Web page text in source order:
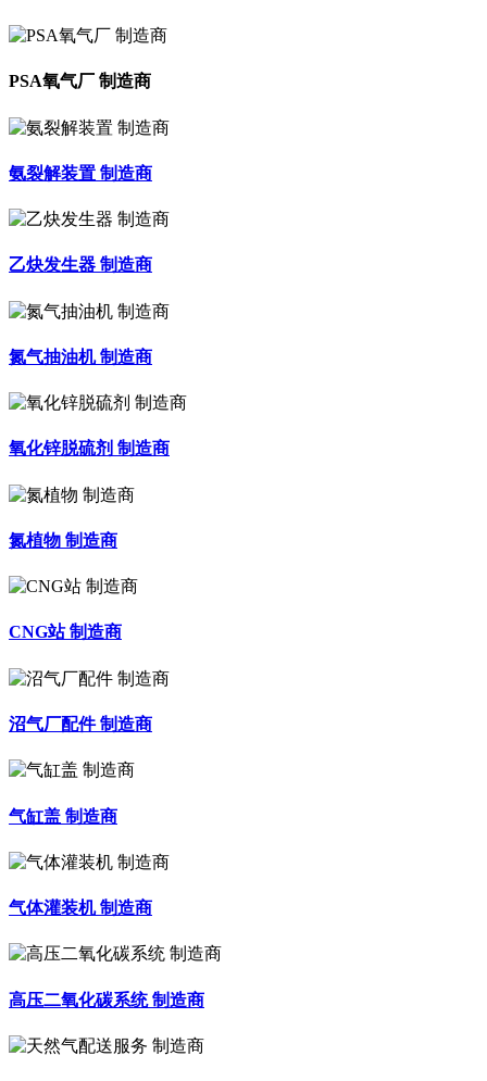
PSA氧气厂 制造商
氨裂解装置 制造商
乙炔发生器 制造商
氮气抽油机 制造商
氧化锌脱硫剂 制造商
氮植物 制造商
CNG站 制造商
沼气厂配件 制造商
气缸盖 制造商
气体灌装机 制造商
高压二氧化碳系统 制造商